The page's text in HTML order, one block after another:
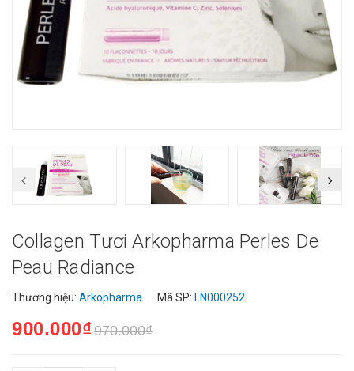
Collagen Tươi Arkopharma Perles De
Peau Radiance
Thương hiệu: Arkopharma Mã SP: LN000252
900.000₫970.000₫